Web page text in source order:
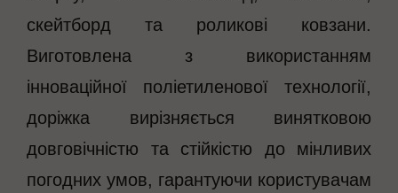
скейтборд та роликові ковзани.
Виготовлена з використанням
інноваційної поліетиленової технології,
доріжка вирізняється винятковою
довговічністю та стійкістю до мінливих
погодних умов, гарантуючи користувачам